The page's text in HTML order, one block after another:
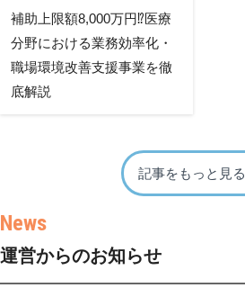
補助上限額8,000万円⁉医療
分野における業務効率化・
職場環境改善支援事業を徹
底解説
記事をもっと見る
運営からのお知らせ